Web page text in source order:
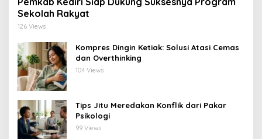
Sekolah Rakyat
126 Views
Kompres Dingin Ketiak: Solusi Atasi Cemas
dan Overthinking
104 Views
Tips Jitu Meredakan Konflik dari Pakar
Psikologi
99 Views